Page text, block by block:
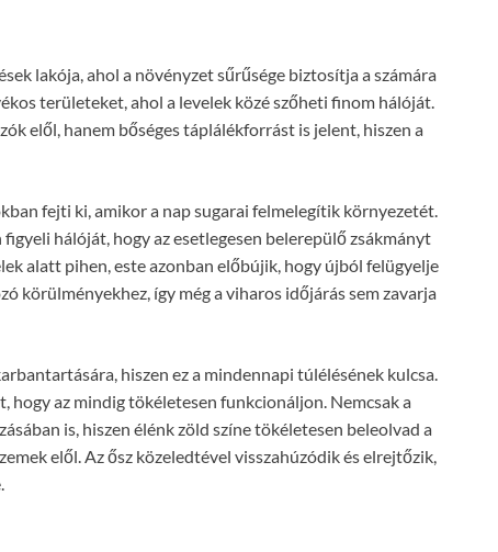
lakója, ahol a növényzet sűrűsége biztosítja a számára
területeket, ahol a levelek közé szőheti finom hálóját.
elől, hanem bőséges táplálékforrást is jelent, hiszen a
fejti ki, amikor a nap sugarai felmelegítik környezetét.
hálóját, hogy az esetlegesen belerepülő zsákmányt
alatt pihen, este azonban előbújik, hogy újból felügyelje
körülményekhez, így még a viharos időjárás sem zavarja
hiszen ez a mindennapi túlélésének kulcsa.
hogy az mindig tökéletesen funkcionáljon. Nemcsak a
is, hiszen élénk zöld színe tökéletesen beleolvad a
elől. Az ősz közeledtével visszahúzódik és elrejtőzik,